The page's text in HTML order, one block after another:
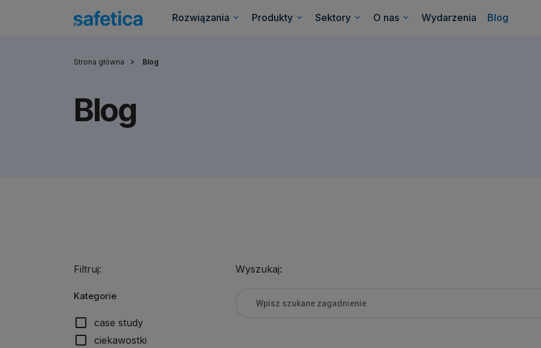
Rozwiązania Produkty Sektory O nas Wydarzenia Blog
Strona główna Blog
Blog
Filtruj:
Kategorie
check_box_outline_blank case study
check_box_outline_blank ciekawostki
Wyszukaj: